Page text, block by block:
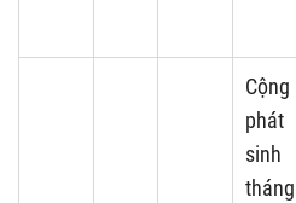
Cộng
phát
sinh
tháng